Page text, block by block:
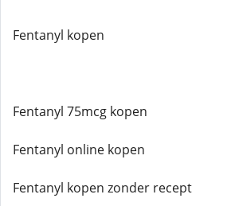
Fentanyl kopen
Fentanyl 75mcg kopen
Fentanyl online kopen
Fentanyl kopen zonder recept